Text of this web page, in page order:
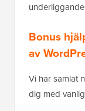
Bonus
av
Vi har samlat
dig med